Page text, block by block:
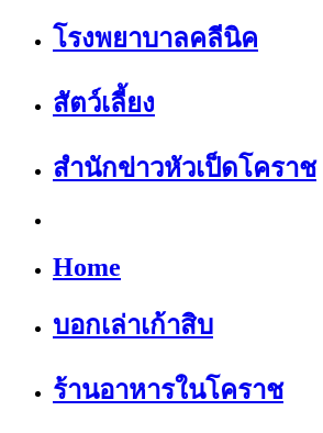
โรงพยาบาลคลีนิค
สัตว์เลี้ยง
สำนักข่าวหัวเป็ดโคราช
Home
บอกเล่าเก้าสิบ
ร้านอาหารในโคราช